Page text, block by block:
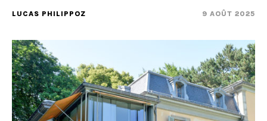
LUCAS PHILIPPOZ 9 AOÛT 2025